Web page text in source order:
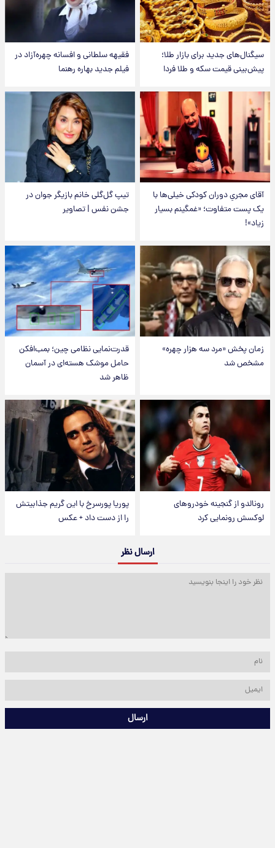
سیگنال‌های جدید برای بازار طلا؛
پیش‌بینی قیمت سکه و طلا فردا
فقیهه سلطانی و افسانه چهره‌آزاد در
فیلم جدید بهاره رهنما
آقای مجریِ دوران کودکی خیلی‌ها با
یک پست متفاوت؛ «غمگینم بسیار
زیاد»!
تیپ گل‌گلی خانم بازیگر جوان در
جشن نفس | تصاویر
زمان پخش «مرد سه هزار چهره»
مشخص شد
قدرت‌نمایی نظامی چین؛ بمب‌افکن
حامل موشک هسته‌ای در آسمان
ظاهر شد
رونالدو از گنجینه خودروهای
لوکسش رونمایی کرد
پوریا پورسرخ با این گریم جذابیتش
را از دست داد + عکس
ارسال نظر
ارسال